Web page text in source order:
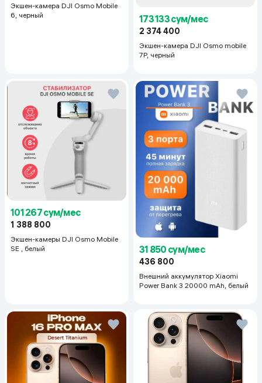
Экшен-камера DJI Osmo Mobile
6, черный
173 133 сум/мес
2 374 400
Экшен-камера DJI Osmo mobile
7P, черный
101 267 сум/мес
1 388 800
Экшен-камеры DJI Osmo Mobile
SE , белый
31 850 сум/мес
436 800
Внешний аккумулятор Xiaomi
Power Bank 3 20000 mAh, белый